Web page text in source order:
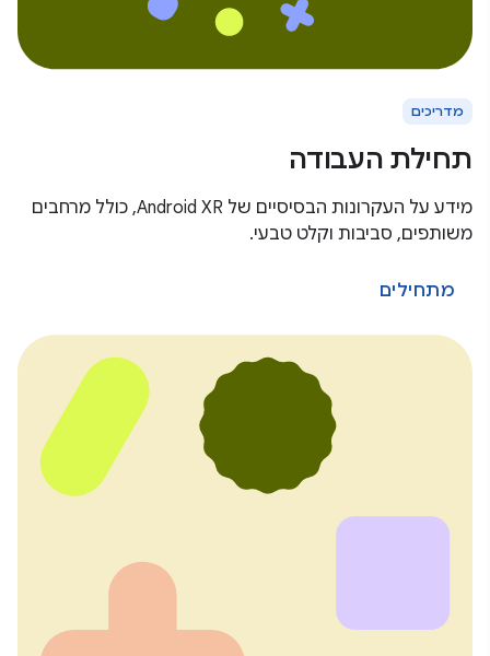
מדריכים
תחילת העבודה
מידע על העקרונות הבסיסיים של Android XR, כולל מרחבים
משותפים, סביבות וקלט טבעי.
מתחילים